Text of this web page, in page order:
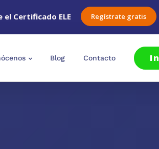
Certificado ELE Regístrate gratis
Blog Contacto